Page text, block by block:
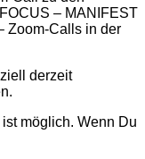
– MANIFEST
Zoom-Calls in der
derzeit
möglich. Wenn Du